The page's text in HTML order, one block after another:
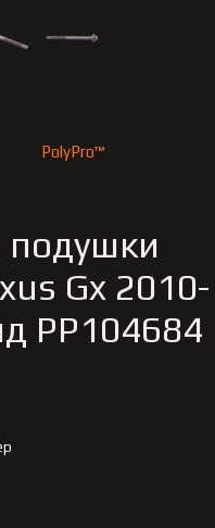
PolyPro™
подушки
Gx 2010-
PP104684